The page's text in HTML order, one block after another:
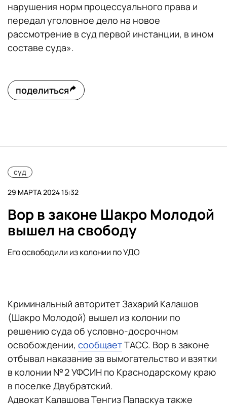
нарушения норм процессуального права и
передал уголовное дело на новое
рассмотрение в суд первой инстанции, в ином
составе суда».
поделиться
суд
29 МАРТА 2024 15:32
Вор в законе Шакро Молодой
вышел на свободу
Его освободили из колонии по УДО
Криминальный авторитет Захарий Калашов
(Шакро Молодой) вышел из колонии по
решению суда об условно-досрочном
освобождении, сообщаетТАСС. Вор в законе
отбывал наказание за вымогательство и взятки
в колонии № 2 УФСИН по Краснодарскому краю
в поселке Двубратский.
Адвокат Калашова Тенгиз Папаскуа также